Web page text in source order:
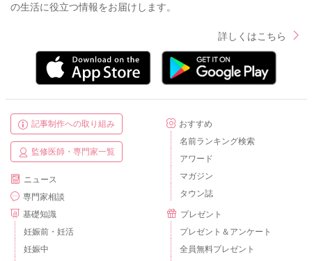
の生活に役立つ情報をお届けします。
詳しくはこちら
記事制作への取り組み
監修医師・専門家一覧
ニュース
専門家相談
基礎知識
妊娠前・妊活
妊娠中
おすすめ
名前ランキング検索
アワード
マガジン
タウン誌
プレゼント
プレゼント＆アンケート
全員無料プレゼント